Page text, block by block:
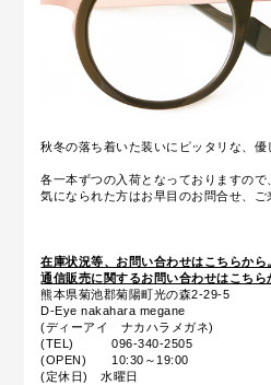
秋冬の落ち着いた装いにピッタリな、優
各一本ずつの入荷となっておりますので
気になられた方はお早目のお問合せ、ご
在庫状況等、お問い合わせはこちらから
通信販売に関するお問い合わせはこちら
熊本県菊池郡菊陽町光の森2-29-5
D-Eye nakahara megane
(ディーアイ ナカハラメガネ)
(TEL) 096-340-2505
(OPEN) 10:30～19:00
(定休日) 水曜日